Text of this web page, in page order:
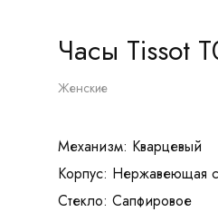
Часы Tissot
Женские
Механизм: Кварцевый
Корпус: Нержавеющая
Стекло: Сапфировое